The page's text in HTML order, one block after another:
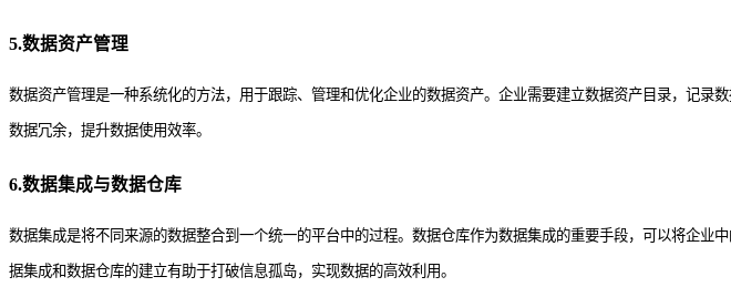
5.数据资产管理
数据资产管理是一种系统化的方法，用于跟踪、管理和优化企业的数据资产。企业需要建立数据资产目录，记
数据冗余，提升数据使用效率。
6.数据集成与数据仓库
数据集成是将不同来源的数据整合到一个统一的平台中的过程。数据仓库作为数据集成的重要手段，可以将企
据集成和数据仓库的建立有助于打破信息孤岛，实现数据的高效利用。